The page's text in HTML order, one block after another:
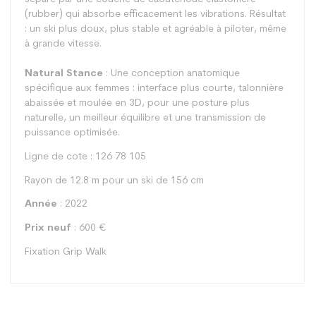
(rubber) qui absorbe efficacement les vibrations. Résultat
: un ski plus doux, plus stable et agréable à piloter, même
à grande vitesse.
Natural Stance : Une conception anatomique
spécifique aux femmes : interface plus courte, talonnière
abaissée et moulée en 3D, pour une posture plus
naturelle, un meilleur équilibre et une transmission de
puissance optimisée.
Ligne de cote : 126 78 105
Rayon de 12.8 m pour un ski de 156 cm
Année : 2022
Prix neuf : 600 €
Fixation Grip Walk